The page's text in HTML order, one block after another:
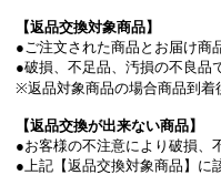
【返品交換対象商品】
●ご注文された商品とお届け商
●破損、不足品、汚損の不良品
※返品対象商品の場合商品到着
【返品交換が出来ない商品】
●お客様の不注意により破損、
●上記【返品交換対象商品】に